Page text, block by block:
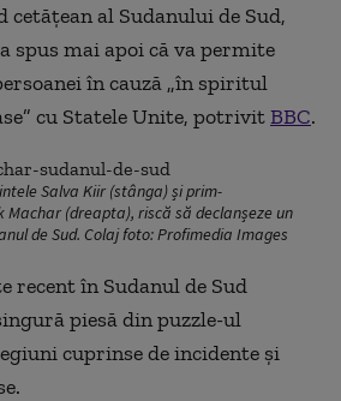
cetățean al Sudanului de Sud,
spus mai apoi că va permite
în cauză „în spiritul
cu Statele Unite, potrivitBBC.
Salva Kiir (stânga) și prim-
Machar (dreapta), riscă să declanșeze un
de Sud. Colaj foto: Profimedia Images
recent în Sudanul de Sud
piesă din puzzle-ul
cuprinse de incidente și